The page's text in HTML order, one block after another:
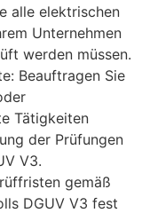
alle elektrischen
Unternehmen
werden müssen.
Beauftragen Sie
Tätigkeiten
der Prüfungen
V3.
gemäß
DGUV V3 fest